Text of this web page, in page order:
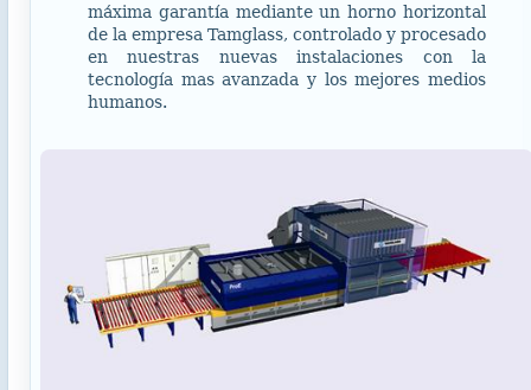
máxima garantía mediante un horno horizontal
de la empresa Tamglass, controlado y procesado
en nuestras nuevas instalaciones con la
tecnología mas avanzada y los mejores medios
humanos.